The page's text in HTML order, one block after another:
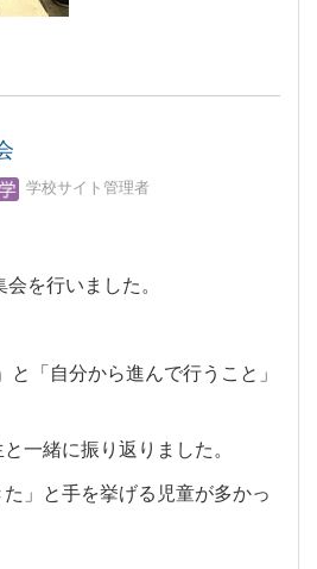
学校サイト管理者
を行いました。
と「自分から進んで行うこと」
一緒に振り返りました。
」と手を挙げる児童が多かっ